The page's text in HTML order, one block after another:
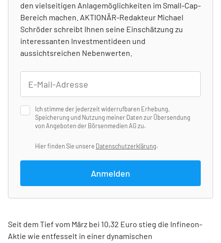
den vielseitigen Anlagemöglichkeiten im Small-Cap-
Bereich machen. AKTIONÄR-Redakteur Michael
Schröder schreibt Ihnen seine Einschätzung zu
interessanten Investmentideen und
aussichtsreichen Nebenwerten.
Ich stimme der jederzeit widerrufbaren Erhebung,
Speicherung und Nutzung meiner Daten zur Übersendung
von Angeboten der Börsenmedien AG zu.
Hier finden Sie unsere Datenschutzerklärung.
Anmelden
Seit dem Tief vom März bei 10,32 Euro stieg die Infineon-
Aktie wie entfesselt in einer dynamischen